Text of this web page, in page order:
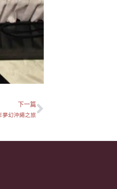
下一篇
夢幻沖繩之旅 下一篇